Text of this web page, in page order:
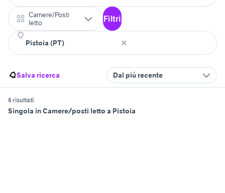
Camere/Posti
letto
Filtri
Salva ricerca Dal più recente
6 risultati
Singola in Camere/posti letto a Pistoia